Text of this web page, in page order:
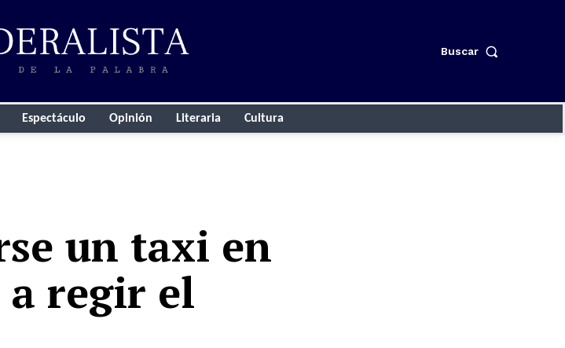
Buscar
Espectáculo Opinión Literaria Cultura
un taxi en
a regir el